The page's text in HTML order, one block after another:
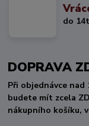
do
DOPRAVA
Při objednávce nad
budete mít zcela
nákupního košíku,